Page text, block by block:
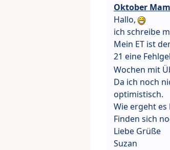
Oktober
Hallo,
ich schreibe
Mein ET ist
21 eine
Wochen mit
Da ich noch
optimistisch.
Wie ergeht es
Finden sich
Liebe Grüße
Suzan